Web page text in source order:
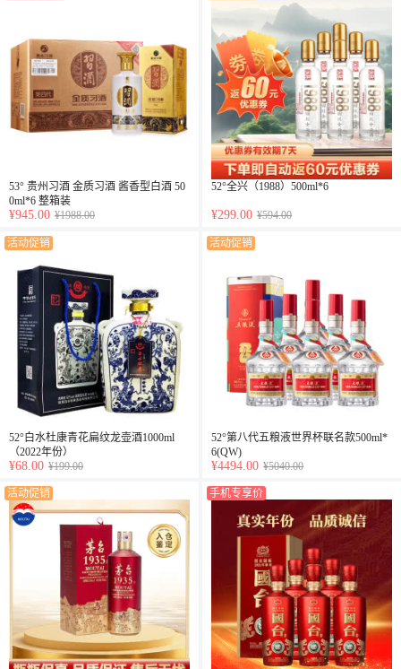
53° 贵州习酒 金质习酒 酱香型白酒 50
0ml*6 整箱装
¥945.00 ¥1988.00
52°全兴（1988）500ml*6
¥299.00 ¥594.00
活动促销
52°白水杜康青花扁纹龙壶酒1000ml
（2022年份）
¥68.00 ¥199.00
活动促销
52°第八代五粮液世界杯联名款500ml*
6(QW)
¥4494.00 ¥5040.00
活动促销 手机专享价